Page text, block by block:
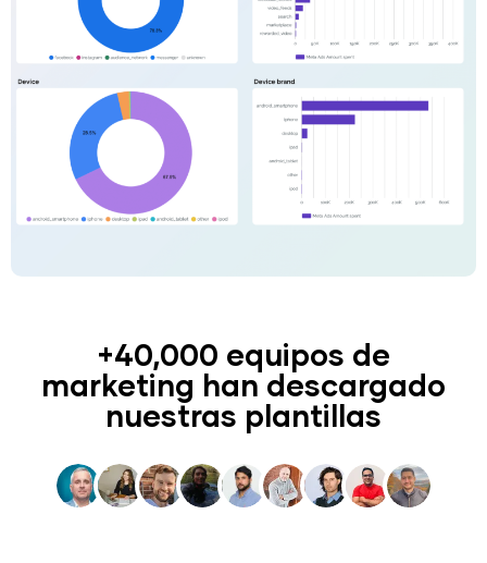
+40,000 equipos de
marketing han descargado
nuestras plantillas